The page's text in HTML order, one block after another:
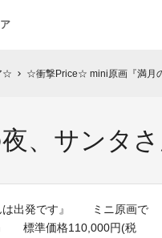
☆ chevron_right ☆衝撃Price☆ mini原画『満月
、サンタ
は出発です』 ミニ原画で
標準価格110,000円(税